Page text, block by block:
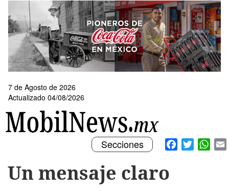
contenido
principal
7 de Agosto de 2026
Actualizado 04/08/2026
Facebook
Twitter
Toggle
navigation
Secciones
Un mensaje claro